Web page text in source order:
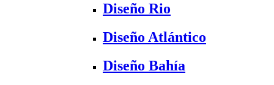
Diseño Rio
Diseño Atlántico
Diseño Bahía